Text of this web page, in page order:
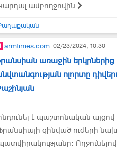
ամբողջովին
armtimes.com 02/23/2024, 10:30
առաջին երկրներից
ոլորտը
է պաշտոնական
զինված ուժերի